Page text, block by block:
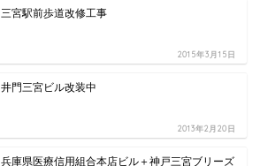
三宮駅前歩道改修工事
2015年3月15日
井門三宮ビル改装中
2013年2月20日
兵庫県医療信用組合本店ビル＋神戸三宮ブリーズ